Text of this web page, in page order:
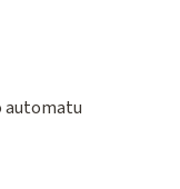
automatu